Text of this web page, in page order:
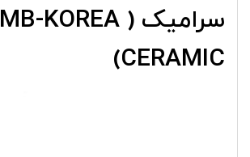
سرامیک ( MB-KOREA
CERAMIC)